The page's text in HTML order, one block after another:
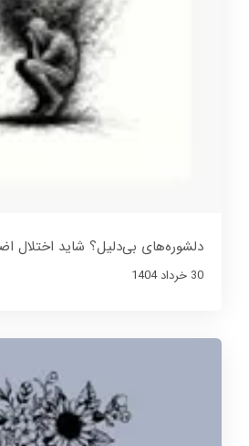
دلشوره‌های بی‌دلیل؟ شاید اختلال
30 خرداد 1404